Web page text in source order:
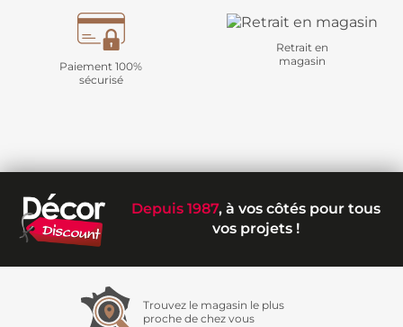
Paiement 100%
sécurisé
Retrait en
magasin
Depuis 1987, à vos côtés pour tous
vos projets !
Trouvez le magasin le plus
proche de chez vous